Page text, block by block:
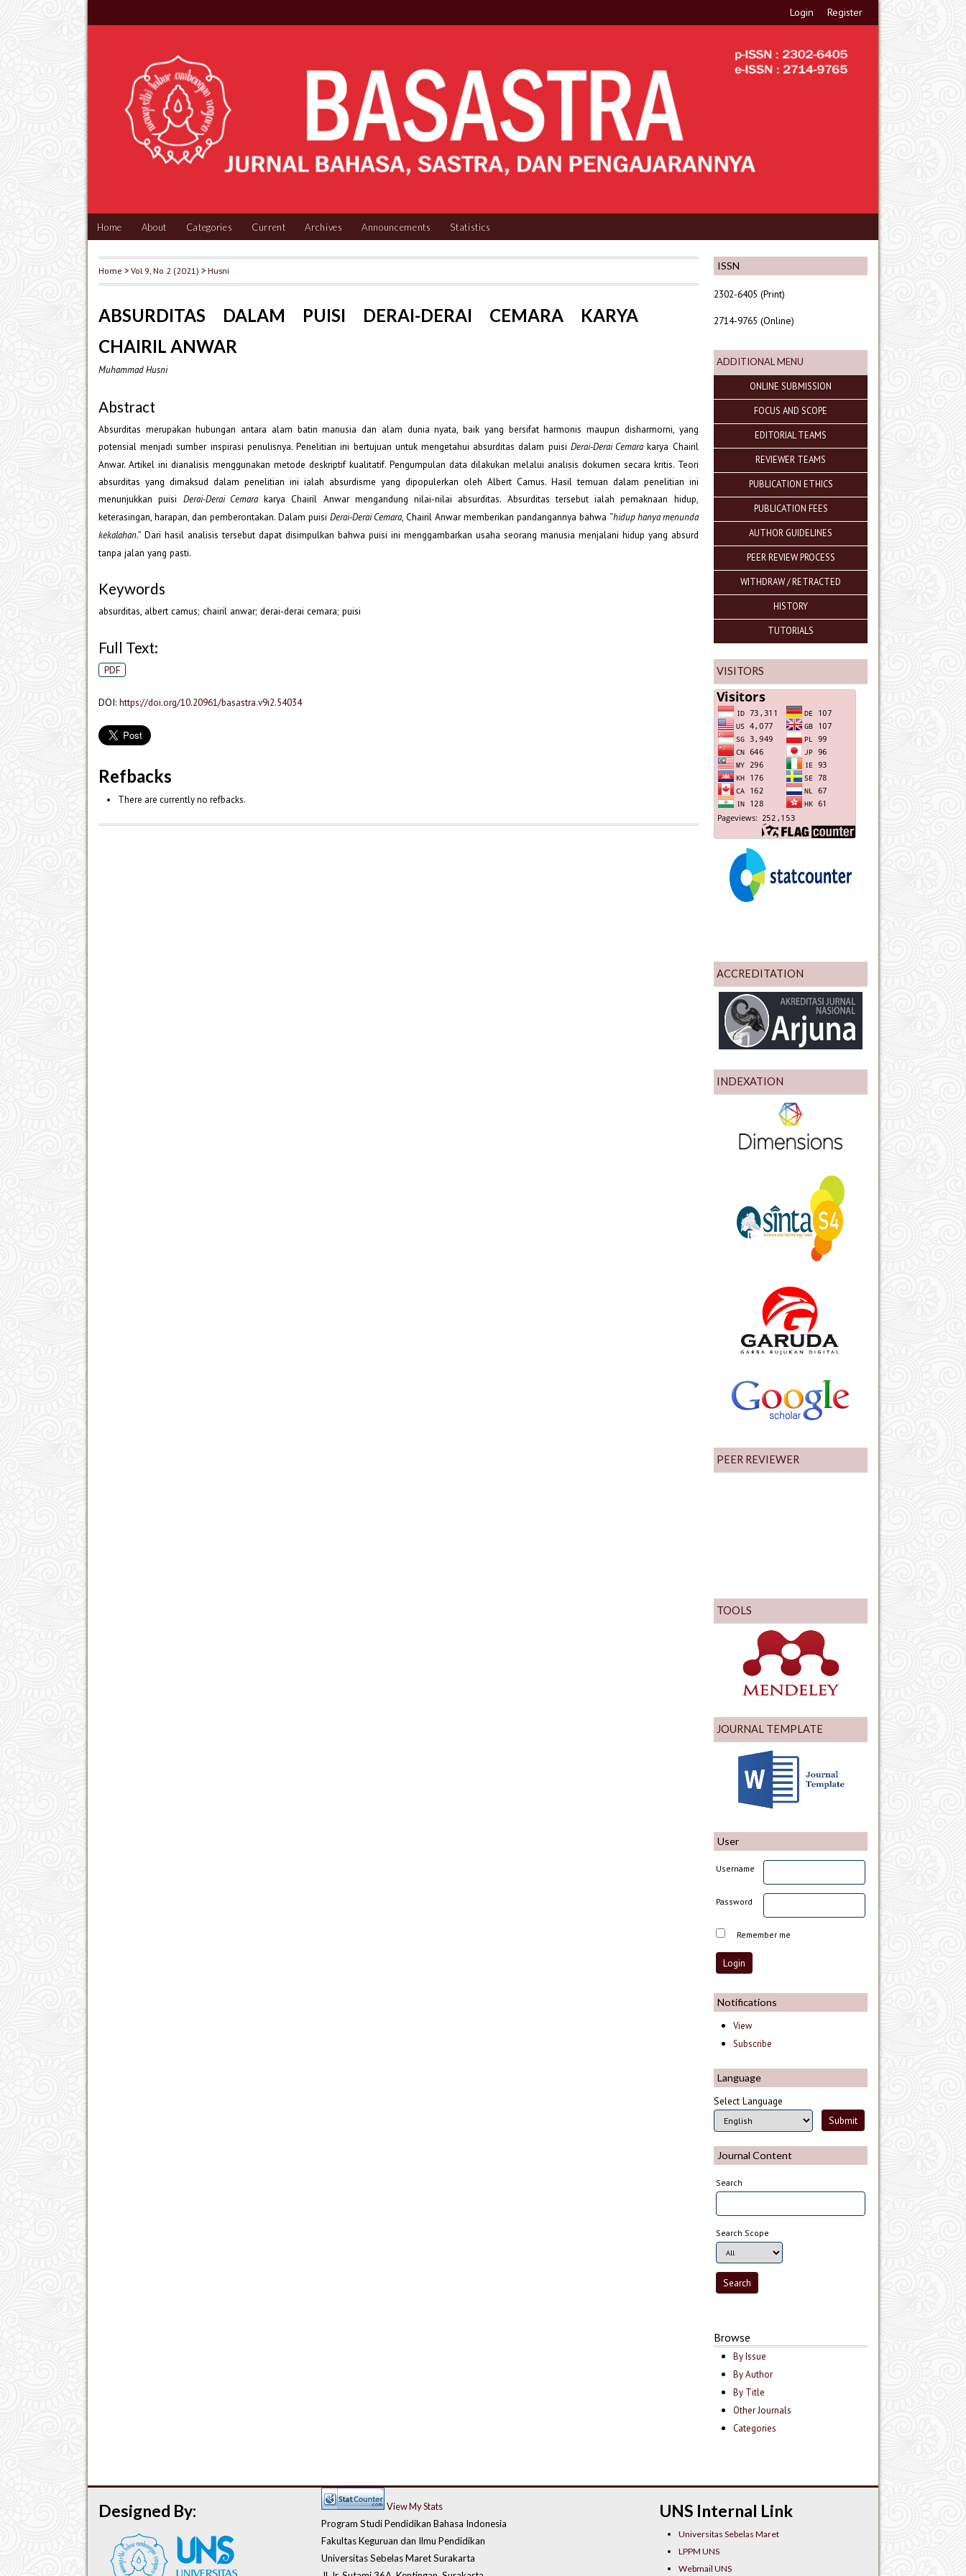
Login Register
Home About Categories Current Archives Announcements Statistics
ISSN
2302-6405 (Print)
2714-9765 (Online)
ADDITIONAL MENU
ONLINE SUBMISSION
FOCUS AND SCOPE
EDITORIAL TEAMS
REVIEWER TEAMS
PUBLICATION ETHICS
PUBLICATION FEES
AUTHOR GUIDELINES
PEER REVIEW PROCESS
WITHDRAW / RETRACTED
HISTORY
TUTORIALS
VISITORS
ACCREDITATION
INDEXATION
PEER REVIEWER
TOOLS
JOURNAL TEMPLATE
User
Username
Password
Remember me
Notifications
View
Subscribe
Language
Select Language
Journal Content
Search
Search Scope
Browse
By Issue
By Author
By Title
Other Journals
Categories
Home >Vol 9, No 2 (2021) >Husni
ABSURDITAS DALAM PUISI DERAI-DERAI CEMARA KARYA
CHAIRIL ANWAR
Muhammad Husni
Abstract
Absurditas merupakan hubungan antara alam batin manusia dan alam dunia nyata, baik yang bersifat harmonis maupun disharmorni, yang
potensial menjadi sumber inspirasi penulisnya. Penelitian ini bertujuan untuk mengetahui absurditas dalam puisi Derai-Derai Cemara karya Chairil
Anwar. Artikel ini dianalisis menggunakan metode deskriptif kualitatif. Pengumpulan data dilakukan melalui analisis dokumen secara kritis. Teori
absurditas yang dimaksud dalam penelitian ini ialah absurdisme yang dipopulerkan oleh Albert Camus. Hasil temuan dalam penelitian ini
menunjukkan puisi Derai-Derai Cemarakarya Chairil Anwar mengandung nilai-nilai absurditas. Absurditas tersebut ialah pemaknaan hidup,
keterasingan, harapan, dan pemberontakan. Dalam puisiDerai-Derai Cemara, Chairil Anwar memberikan pandangannya bahwa “hidup hanya menunda
kekalahan.” Dari hasil analisis tersebut dapat disimpulkan bahwa puisi ini menggambarkan usaha seorang manusia menjalani hidup yang absurd
tanpa jalan yang pasti.
Keywords
absurditas, albert camus; chairil anwar; derai-derai cemara; puisi
Full Text:
PDF
DOI: https://doi.org/10.20961/basastra.v9i2.54034
Refbacks
There are currently no refbacks.
UNS Internal Link
Universitas Sebelas Maret
LPPM UNS
Webmail UNS
View My Stats
Program Studi Pendidikan Bahasa Indonesia
Fakultas Keguruan dan Ilmu Pendidikan
Universitas Sebelas Maret Surakarta
Designed By: